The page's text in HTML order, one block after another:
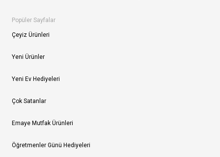
Popüler Sayfalar
Çeyiz Ürünleri
Yeni Ürünler
Yeni Ev Hediyeleri
Çok Satanlar
Emaye Mutfak Ürünleri
Öğretmenler Günü Hediyeleri